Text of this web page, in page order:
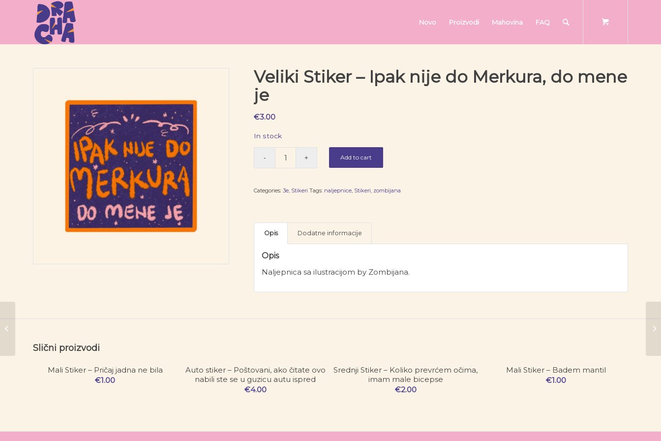
Novo Proizvodi Mahovina FAQ
Veliki Stiker – Ipak nije do Merkura, do mene
je
€3.00
In stock
Add to cart
Categories:3e, Stikeri Tags: naljepnice, Stikeri, zombijana
Opis Dodatne informacije
Opis
Naljepnica sa ilustracijom by Zombijana.
Slični proizvodi
Mali Stiker – Pričaj jadna ne bila
€1.00
Auto stiker – Poštovani, ako čitate ovo
nabili ste se u guzicu autu ispred
€4.00
Srednji Stiker – Koliko prevrćem očima,
imam male bicepse
€2.00
Mali Stiker – Badem mantil
€1.00
prevrćem